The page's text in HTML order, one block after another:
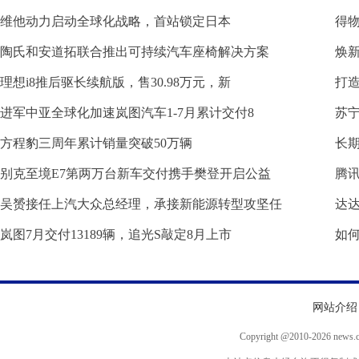
维他动力启动全球化战略，首站锁定日本
陶氏和安道拓联合推出可持续汽车座椅解决方案
理想i8推后驱长续航版，售30.98万元，新
进军中亚全球化加速岚图汽车1-7月累计交付8
方程豹三周年累计销量突破50万辆
别克至境E7第两万台新车交付携手樊登开启公益
吴赟接任上汽大众总经理，承接新能源转型攻坚任
岚图7月交付13189辆，追光S敲定8月上市
得
焕
打
苏
长
腾
达
如
网站介绍
Copyright @2010-2026